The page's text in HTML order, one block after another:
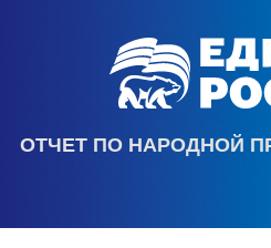
ОТЧЕТ ПО НАРОДНОЙ